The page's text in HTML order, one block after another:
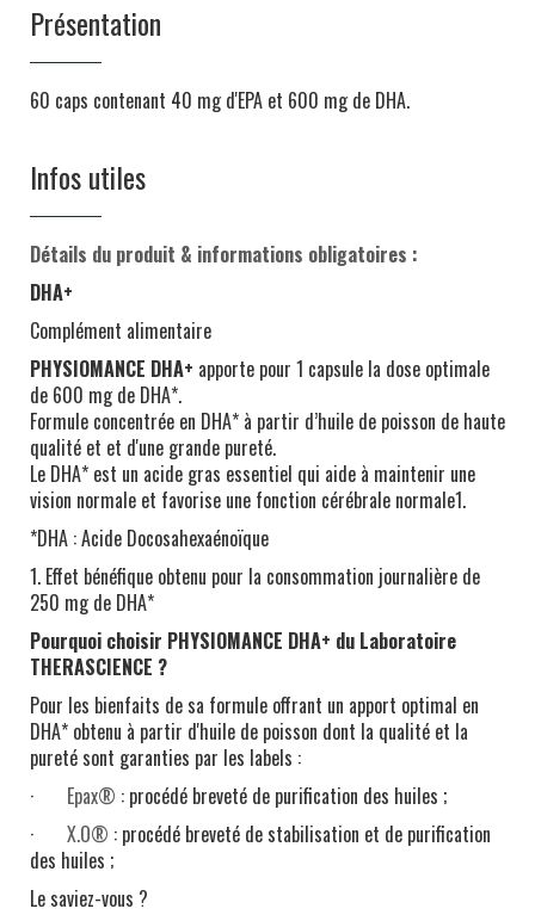
Présentation
60 caps contenant 40 mg d'EPA et 600 mg de DHA.
Infos utiles
Détails du produit & informations obligatoires :
DHA+
Complément alimentaire
PHYSIOMANCE DHA+ apporte pour 1 capsule la dose optimale
de 600 mg de DHA*.
Formule concentrée en DHA* à partir d’huile de poisson de haute
qualité et et d'une grande pureté.
Le DHA* est un acide gras essentiel qui aide à maintenir une
vision normale et favorise une fonction cérébrale normale1.
*DHA : Acide Docosahexaénoïque
1. Effet bénéfique obtenu pour la consommation journalière de
250 mg de DHA*
Pourquoi choisir PHYSIOMANCE DHA+ du Laboratoire
THERASCIENCE ?
Pour les bienfaits de sa formule offrant un apport optimal en
DHA* obtenu à partir d'huile de poisson dont la qualité et la
pureté sont garanties par les labels :
· Epax® : procédé breveté de purification des huiles ;
· X.O® : procédé breveté de stabilisation et de purification
des huiles ;
Le saviez-vous ?